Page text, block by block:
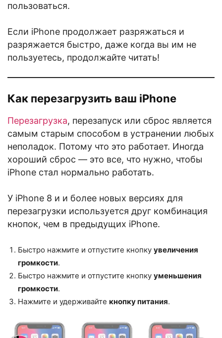
пользоваться.
Если iPhone продолжает разряжаться и
разряжается быстро, даже когда вы им не
пользуетесь, продолжайте читать!
Как перезагрузить ваш iPhone
Перезагрузка, перезапуск или сброс является
самым старым способом в устранении любых
неполадок. Потому что это работает. Иногда
хороший сброс — это все, что нужно, чтобы
iPhone стал нормально работать.
У iPhone 8 и и более новых версиях для
перезагрузки используется друг комбинация
кнопок, чем в предыдущих iPhone.
Быстро нажмите и отпустите кнопку увеличения
громкости.
Быстро нажмите и отпустите кнопку уменьшения
громкости.
Нажмите и удерживайте кнопку питания.